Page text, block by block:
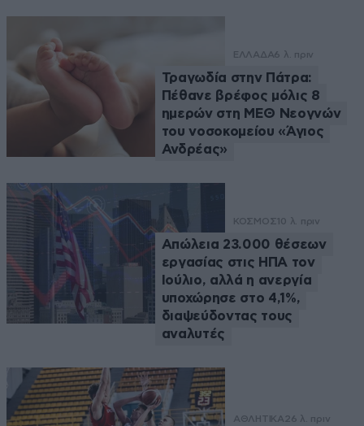
ΕΛΛΑΔΑ6 λ. πριν
Τραγωδία στην Πάτρα:
Πέθανε βρέφος μόλις 8
ημερών στη ΜΕΘ Νεογνών
του νοσοκομείου «Άγιος
Ανδρέας»
ΚΟΣΜΟΣ 10 λ. πριν
Απώλεια 23.000 θέσεων
εργασίας στις ΗΠΑ τον
Ιούλιο, αλλά η ανεργία
υποχώρησε στο 4,1%,
διαψεύδοντας τους
αναλυτές
ΑΘΛΗΤΙΚΑ26 λ. πριν